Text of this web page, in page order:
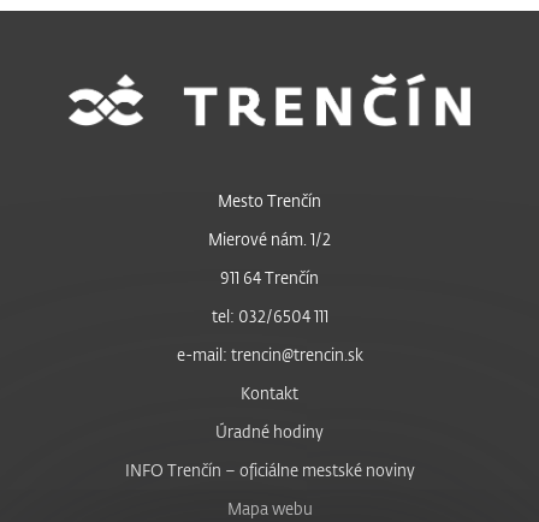
Mesto Trenčín
Mierové nám. 1/2
911 64 Trenčín
tel: 032/6504 111
e-mail: trencin@trencin.sk
Kontakt
Úradné hodiny
INFO Trenčín – oficiálne mestské noviny
Mapa webu